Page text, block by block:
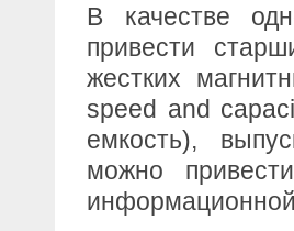
В качестве
привести
жестких
speed and
емкость),
можно